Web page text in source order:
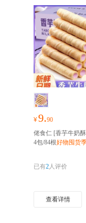
¥9.90
佬食仁 [香芋牛奶
4包/84根好物囤货
已有2人评价
查看详情